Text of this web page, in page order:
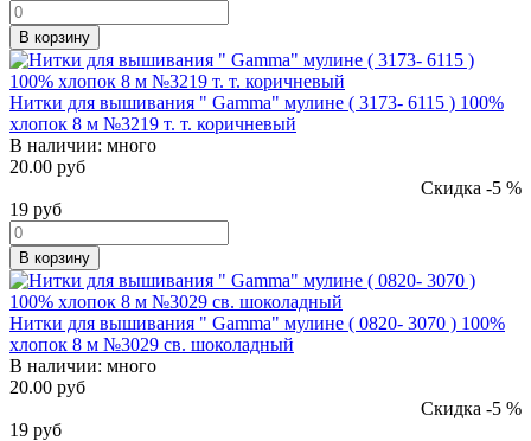
В корзину
Нитки для вышивания " Gamma" мулине ( 3173- 6115 ) 100%
хлопок 8 м №3219 т. т. коричневый
В наличии: много
20.00 руб
Скидка -5 %
19 руб
В корзину
Нитки для вышивания " Gamma" мулине ( 0820- 3070 ) 100%
хлопок 8 м №3029 св. шоколадный
В наличии: много
20.00 руб
Скидка -5 %
19 руб